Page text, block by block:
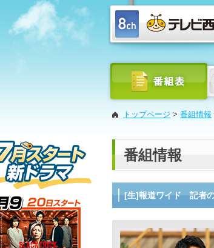
トップページ > 番組情報
番組情報
[生]報道ワイド 記者